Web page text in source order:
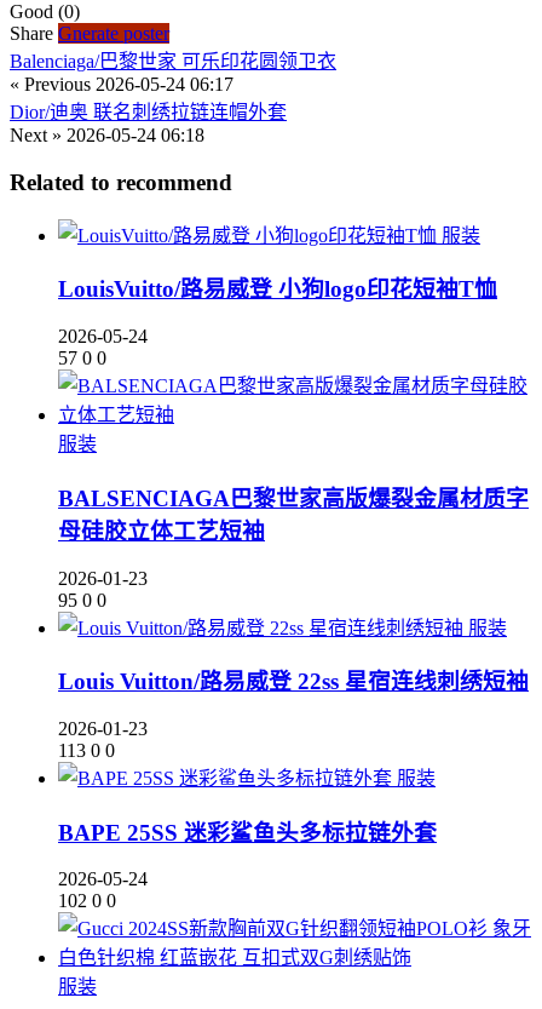
Good (0)
Share Gnerate poster
Balenciaga/巴黎世家 可乐印花圆领卫衣
« Previous 2026-05-24 06:17
Dior/迪奥 联名刺绣拉链连帽外套
Next » 2026-05-24 06:18
Related to recommend
服装
LouisVuitto/路易威登 小狗logo印花短袖T恤
2026-05-24
57 0 0
服装
BALSENCIAGA巴黎世家高版爆裂金属材质字
母硅胶立体工艺短袖
2026-01-23
95 0 0
服装
Louis Vuitton/路易威登 22ss 星宿连线刺绣短袖
2026-01-23
113 0 0
服装
BAPE 25SS 迷彩鲨鱼头多标拉链外套
2026-05-24
102 0 0
服装